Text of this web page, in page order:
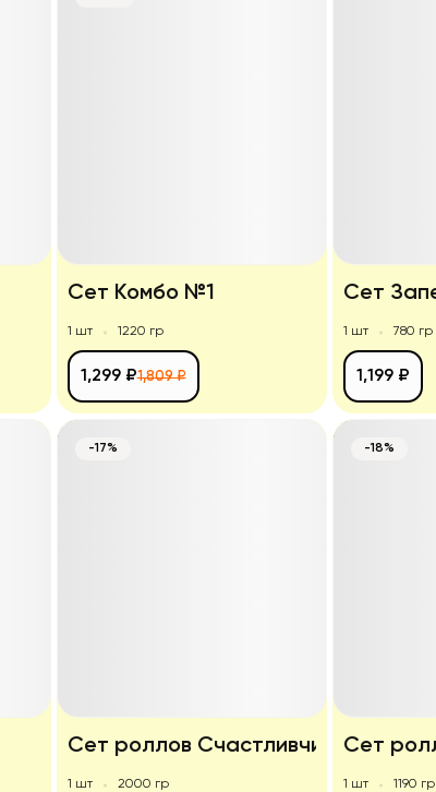
Сет Комбо №1
1 шт 1220 гр
1,809 ₽
1,299 ₽
Сет
1 шт 780 гр
1,199 ₽
-17%
Сет роллов Счастливчик
1 шт 2000 гр
-18%
Сет
1 шт 1190 гр